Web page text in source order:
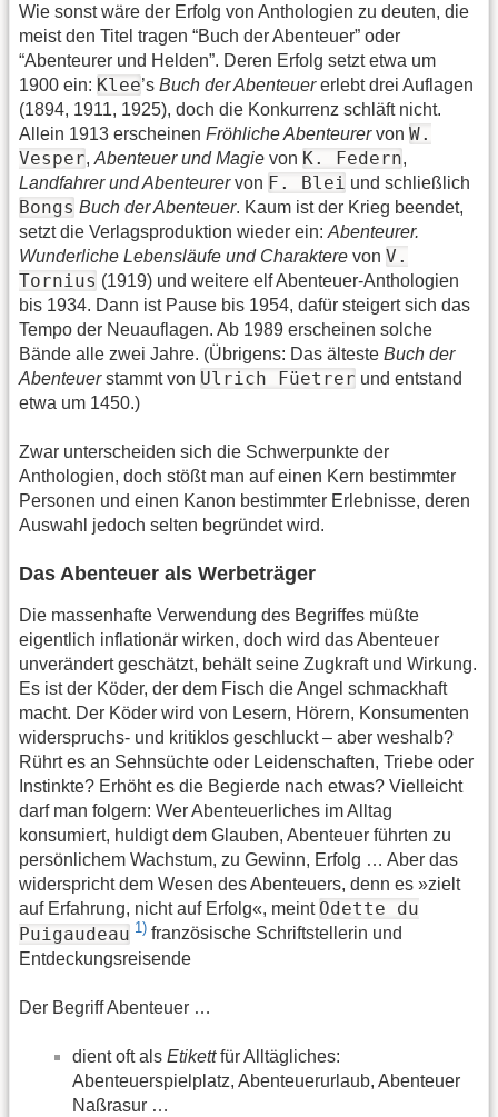
Wie sonst wäre der Erfolg von Anthologien zu deuten, die
meist den Titel tragen “Buch der Abenteuer” oder
“Abenteurer und Helden”. Deren Erfolg setzt etwa um
1900 ein: Klee’s Buch der Abenteuererlebt drei Auflagen
(1894, 1911, 1925), doch die Konkurrenz schläft nicht.
Allein 1913 erscheinen Fröhliche Abenteurervon W.
Vesper, Abenteuer und Magie von K. Federn,
Landfahrer und Abenteurervon F. Blei und schließlich
Bongs Buch der Abenteuer. Kaum ist der Krieg beendet,
setzt die Verlagsproduktion wieder ein: Abenteurer.
Wunderliche Lebensläufe und Charaktere von V.
Tornius (1919) und weitere elf Abenteuer-Anthologien
bis 1934. Dann ist Pause bis 1954, dafür steigert sich das
Tempo der Neuauflagen. Ab 1989 erscheinen solche
Bände alle zwei Jahre. (Übrigens: Das älteste Buch der
Abenteuerstammt von Ulrich Füetrer und entstand
etwa um 1450.)
Zwar unterscheiden sich die Schwerpunkte der
Anthologien, doch stößt man auf einen Kern bestimmter
Personen und einen Kanon bestimmter Erlebnisse, deren
Auswahl jedoch selten begründet wird.
Das Abenteuer als Werbeträger
Die massenhafte Verwendung des Begriffes müßte
eigentlich inflationär wirken, doch wird das Abenteuer
unverändert geschätzt, behält seine Zugkraft und Wirkung.
Es ist der Köder, der dem Fisch die Angel schmackhaft
macht. Der Köder wird von Lesern, Hörern, Konsumenten
widerspruchs- und kritiklos geschluckt – aber weshalb?
Rührt es an Sehnsüchte oder Leidenschaften, Triebe oder
Instinkte? Erhöht es die Begierde nach etwas? Vielleicht
darf man folgern: Wer Abenteuerliches im Alltag
konsumiert, huldigt dem Glauben, Abenteuer führten zu
persönlichem Wachstum, zu Gewinn, Erfolg … Aber das
widerspricht dem Wesen des Abenteuers, denn es »zielt
auf Erfahrung, nicht auf Erfolg«, meint Odette du
Puigaudeau 1) französische Schriftstellerin und
Entdeckungsreisende
Der Begriff Abenteuer …
dient oft als Etikettfür Alltägliches:
Abenteuerspielplatz, Abenteuerurlaub, Abenteuer
Naßrasur …